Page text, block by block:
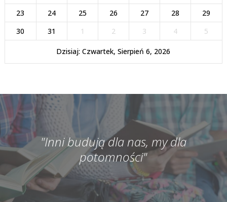
23
24 25 26 27 28
29
30
31 1 2 3 4 5
Dzisiaj: Czwartek, Sierpień 6, 2026
"Inni budują dla nas, my dla
potomności"